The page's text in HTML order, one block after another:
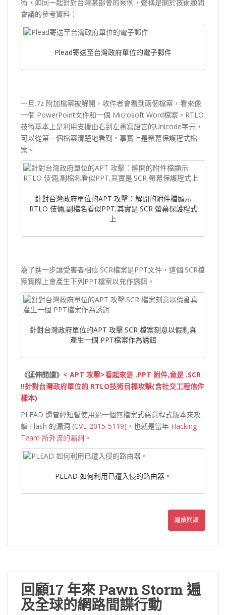
術，如同一起針對台灣某部會的案例，聲稱是關於技術顧問
會議的參考資料：
Plead寄送至台灣政府單位的電子郵件
一旦.7z 附加檔案被解開，收件者會看到兩個檔案，看來像
一個 PowerPoint文件和一個 Microsoft Word檔案。RTLO
技術基本上是利用支援由右到左書寫語言的Unicode字元，
可以從第一個檔案清楚地看到。事實上是螢幕保護程式檔
案。
針對台灣政府單位的APT 攻擊：解開的附件檔顯示
RTLO 伎倆,副檔名看似PPT,其實是.SCR 螢幕保護程式
上
為了進一步讓受害者相信.SCR檔案是PPT文件，這個.SCR檔
案實際上會產生下列PPT檔案以充作誘餌。
針對台灣政府單位的APT 攻擊.SCR 檔案刻意以假亂真
產生一個 PPT檔案作為誘餌
《延伸閱讀》 < APT 攻擊>看起來是 .PPT 附件,竟是 .SCR
!!針對台灣政府單位的 RTLO技術目標攻擊(含社交工程信件
樣本)
PLEAD 還曾經短暫使用過一個無檔案式惡意程式版本來攻
擊 Flash 的漏洞 (CVE-2015-5119)，也就是當年 Hacking
Team 所外流的漏洞 。
PLEAD 如何利用已遭入侵的路由器。
繼續閱讀
回顧17 年來 Pawn Storm 遍
及全球的網路間諜行動